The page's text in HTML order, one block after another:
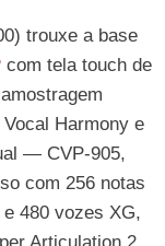
trouxe a base
com tela touch de
Harmony e
— CVP-905,
com 256 notas
480 vozes XG,